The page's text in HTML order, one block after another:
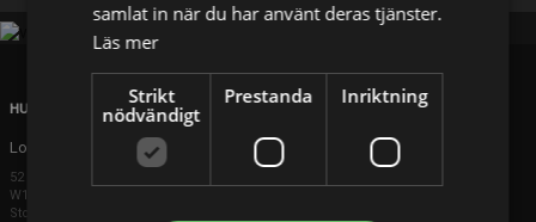
HUVUDKONTOR
London
52 Brook Street
W1K 5DS London
Storbritannien
samlat in när du har använt deras tjänster.
Läs mer
Strikt
nödvändigt
Prestanda Inriktning